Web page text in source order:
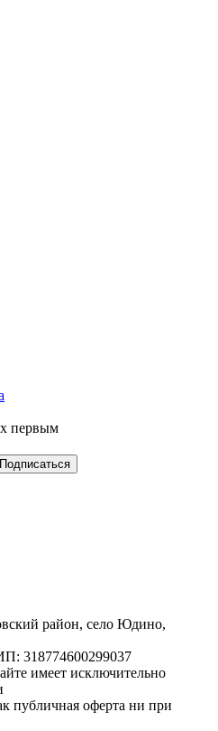
первым
район, село Юдино,
318774600299037
имеет исключительно
публичная оферта ни при